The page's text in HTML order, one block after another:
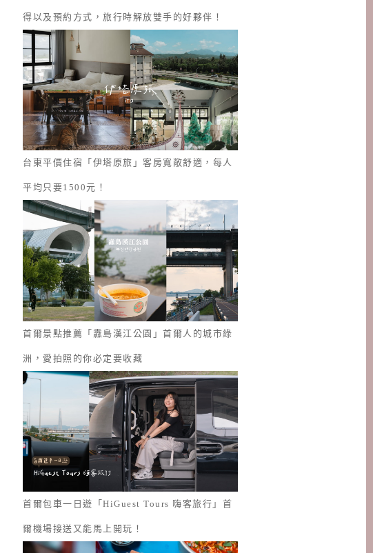
得以及預約方式，旅行時解放雙手的好夥伴！
台東平價住宿「伊塔原旅」客房寬敞舒適，每人
平均只要1500元！
首爾景點推薦「纛島漢江公園」首爾人的城市綠
洲，愛拍照的你必定要收藏
首爾包車一日遊「HiGuest Tours 嗨客旅行」首
爾機場接送又能馬上開玩！